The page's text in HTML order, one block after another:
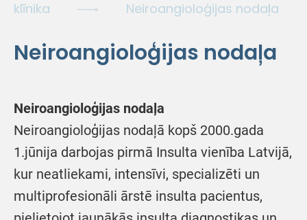
klīnika
Neiroangioloģijas nodaļa
Neiroangioloģijas nodaļa
Neiroangioloģijas nodaļa
Neiroangioloģijas nodaļā kopš 2000.gada
1.jūnija darbojas pirmā Insulta vienība Latvijā,
kur neatliekami, intensīvi, specializēti un
multiprofesionāli ārstē insulta pacientus,